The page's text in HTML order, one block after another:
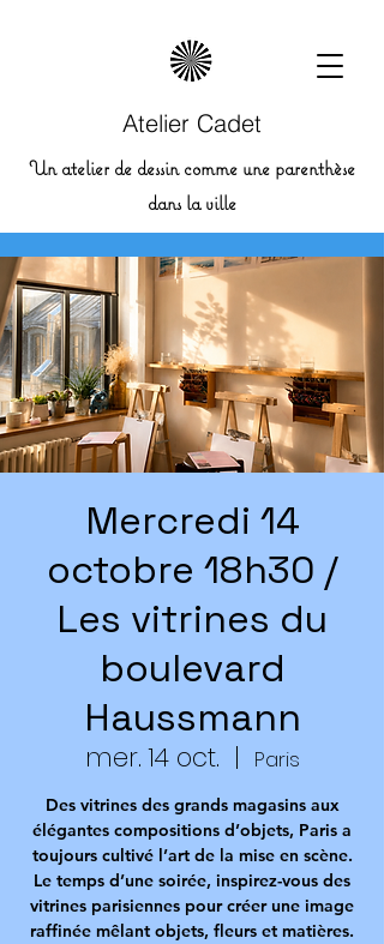
Atelier Cadet
Un atelier de dessin comme une parenthèse
dans la ville
Mercredi 14
octobre 18h30 /
Les vitrines du
boulevard
Haussmann
mer. 14 oct.
  |
Paris
Des vitrines des grands magasins aux
élégantes compositions d’objets, Paris a
toujours cultivé l’art de la mise en scène.
Le temps d’une soirée, inspirez-vous des
vitrines parisiennes pour créer une image
raffinée mêlant objets, fleurs et matières.